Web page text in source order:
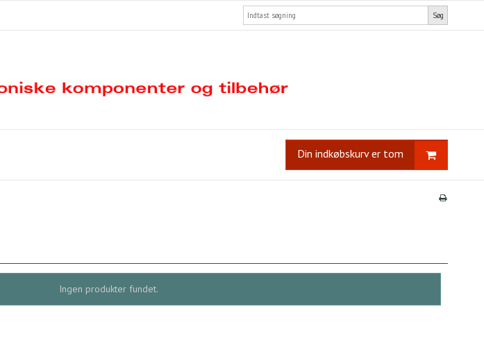
Søg
Din indkøbskurv er tom
Ingen produkter fundet.